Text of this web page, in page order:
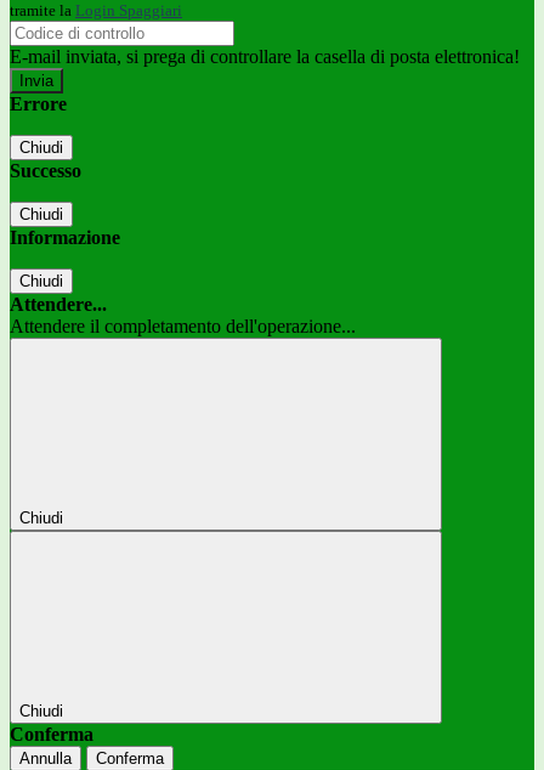
tramite la Login Spaggiari
E-mail inviata, si prega di controllare la casella di posta elettronica!
Errore
Chiudi
Successo
Chiudi
Informazione
Chiudi
Attendere...
Attendere il completamento dell'operazione...
Chiudi
Chiudi
Conferma
Annulla Conferma